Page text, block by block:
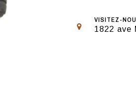
VISITEZ-
1822 ave